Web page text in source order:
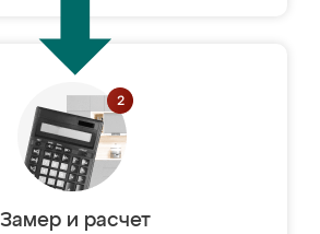
Замер и расчет